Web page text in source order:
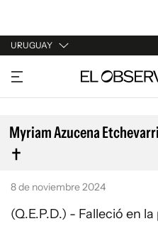
URUGUAY
URUGUAY
ARGENTINA
ESPAÑA
ESTADOS UNIDOS
Myriam Azucena
8 de noviembre 2024
(Q.E.P.D.) - Falleció en